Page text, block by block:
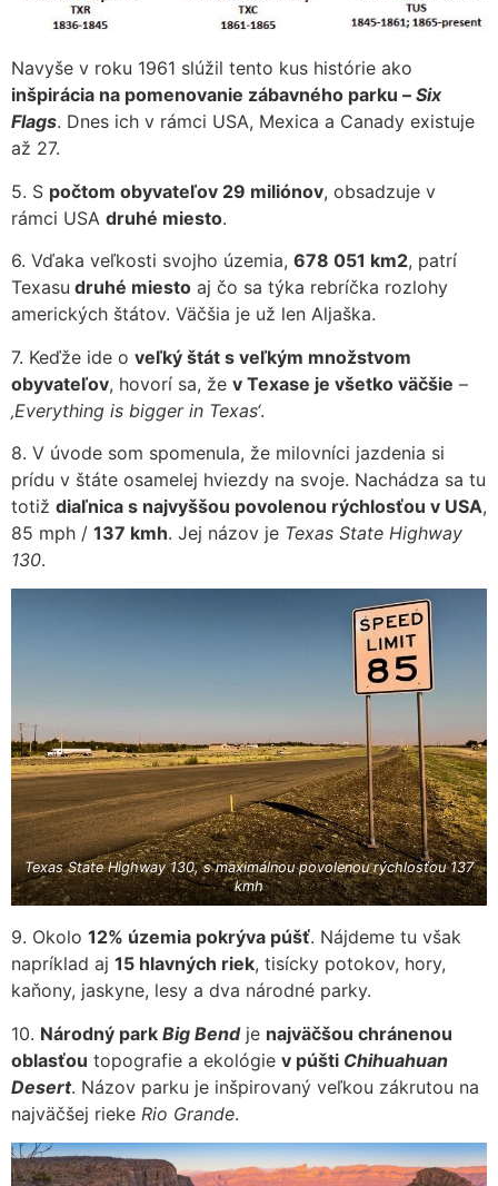
Navyše v roku 1961 slúžil tento kus histórie ako
inšpirácia na pomenovanie zábavného parku – Six
Flags. Dnes ich v rámci USA, Mexica a Canady existuje
až 27.
5. S počtom obyvateľov 29 miliónov, obsadzuje v
rámci USA druhé miesto.
6. Vďaka veľkosti svojho územia, 678 051 km2, patrí
Texasu druhé miesto aj čo sa týka rebríčka rozlohy
amerických štátov. Väčšia je už len Aljaška.
7. Keďže ide o veľký štát s veľkým množstvom
obyvateľov, hovorí sa, že v Texase je všetko väčšie –
‚Everything is bigger in Texas‘.
8. V úvode som spomenula, že milovníci jazdenia si
prídu v štáte osamelej hviezdy na svoje. Nachádza sa tu
totiž diaľnica s najvyššou povolenou rýchlosťou v USA,
85 mph / 137 kmh. Jej názov je Texas State Highway
130.
Texas State Highway 130, s maximálnou povolenou rýchlosťou 137
kmh
9. Okolo 12% územia pokrýva púšť. Nájdeme tu však
napríklad aj 15 hlavných riek, tisícky potokov, hory,
kaňony, jaskyne, lesy a dva národné parky.
10. Národný park Big Bend je najväčšou chránenou
oblasťou topografie a ekológie v púšti Chihuahuan
Desert. Názov parku je inšpirovaný veľkou zákrutou na
najväčšej rieke Rio Grande.